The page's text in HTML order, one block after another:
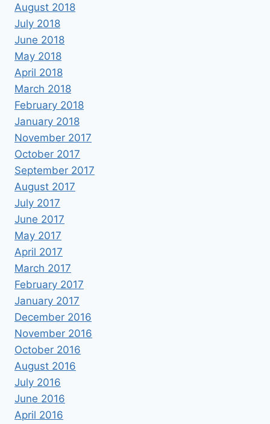
August 2018
July 2018
June 2018
May 2018
April 2018
March 2018
February 2018
January 2018
November 2017
October 2017
September 2017
August 2017
July 2017
June 2017
May 2017
April 2017
March 2017
February 2017
January 2017
December 2016
November 2016
October 2016
August 2016
July 2016
June 2016
April 2016